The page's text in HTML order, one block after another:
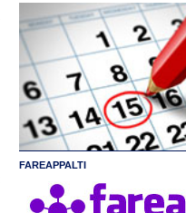
FAREAPPALTI